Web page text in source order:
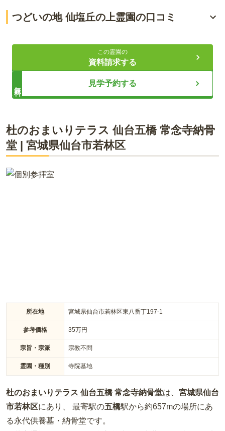
きれいに整備された霊園
ライフドット編集部
街ですので、静かな環境でゆったりとお墓参りができます。永
代管理供養墓の納骨スペースは神道・仏教・キリスト教・自由
タイプの4つから選べます。園路はどなたでも歩きやすいバリ
完備されております。
つどいの地 仙塩丘の上霊園の口コミ
40代・女性
自宅から渋滞していなければ車で10分以内でつきます。万が
一今後車が運転できなくなったとしても、もよりの駅からタ
に比べ少ない気がしました。（離れた場所に沢山あるのかも
しれません）
この霊園の
資料請求する
見学予約する
杜のおまいりテラス 仙台五橋 常念寺納骨
堂
宮城県仙台市若林区
所在地 宮城県仙台市若林区東八番丁197-1
参考価格 35万円
宗旨・宗派 宗教不問
霊園・種別 寺院墓地
杜のおまいりテラス 仙台五橋 常念寺納骨堂は、 宮城県仙台
市若林区にあり、 最寄駅の五橋駅から約657mの場所にあ
る永代供養墓・納骨堂です。